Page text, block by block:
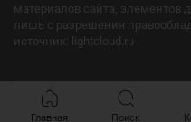
материалов сайта, элементов
лишь с разрешения
источник: lightcloud.ru
Главная Поиск